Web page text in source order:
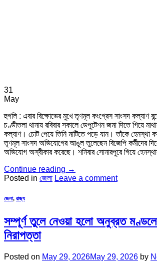
31
May
হুগলি : এবার বিক্ষোভের মুখে তৃণমূল কংগ্রেস সাংসদ কল্যাণ
চণ্ডীতলা থানায় রবিবার সকালে ডেপুটেশন জমা দিতে গিয়ে
কল্যাণ। চোট পেয়ে তিনি মাটিতে পড়ে যান। তাঁকে হেনস্থা
তৃণমূল সাংসদ অভিযোগের আঙুল তুলেছেন বিজেপি কর্মীদের
অভিযোগ অস্বীকার করেছে। শনিবার সোনারপুরে গিয়ে
Continue reading →
Posted in জেলা Leave a comment
জেলা, রাজ্য
সম্পূর্ণ তুলে নেওয়া হলো অনুব্রত
নিরাপত্তা
Posted on May 29, 2026May 29, 2026 by